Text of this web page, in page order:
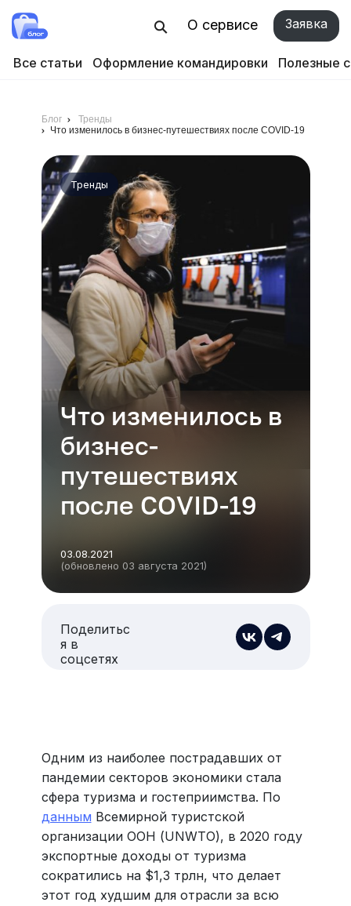
О сервисе Заявка
Все статьи Оформление командировки Полезные
Блог
Тренды
Что изменилось в бизнес-путешествиях после COVID-19
Тренды
Что изменилось в
бизнес-
путешествиях
после COVID-19
03.08.2021
(обновлено 03 августа 2021)
Поделитьс
я в
соцсетях
Одним из наиболее пострадавших от
пандемии секторов экономики стала
сфера туризма и гостеприимства. По
данным Всемирной туристской
организации ООН (UNWTO), в 2020 году
экспортные доходы от туризма
сократились на $1,3 трлн, что делает
этот год худшим для отрасли за всю